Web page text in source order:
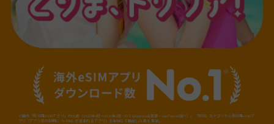
※国内「旅行用eSIMアプリ」のDL数（2025年4月～2026年3月・iOS&Android合算値・AppTweak調べ）。「旅行」カテゴリから旅行用eSIMア
プリ（アプリ名か説明に「eSIM」が含まれるアプリ）を当社にて抽出しDL数を算出。